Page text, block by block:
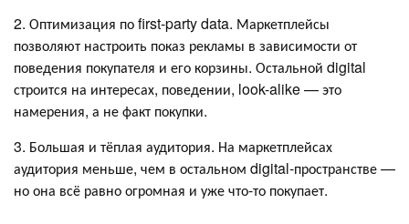
2. Оптимизация по first-party data. Маркетплейсы
позволяют настроить показ рекламы в зависимости от
поведения покупателя и его корзины. Остальной digital
строится на интересах, поведении, look-alike — это
намерения, а не факт покупки.
3. Большая и тёплая аудитория. На маркетплейсах
аудитория меньше, чем в остальном digital-пространстве —
но она всё равно огромная и уже что-то покупает.